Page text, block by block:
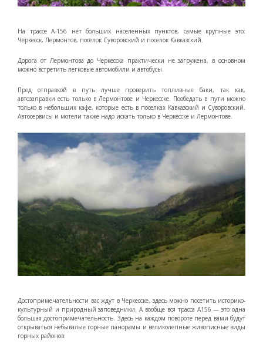
На трассе А-156 нет больших населенных пунктов, самые крупные это:
Черкесск, Лермонтов, поселок Суворовский и поселок Кавказский.
Дорога от Лермонтова до Черкесска практически не загружена, в основном
можно встретить легковые автомобили и автобусы.
Пред отправкой в путь лучше проверить топливные баки, так как,
автозаправки есть только в Лермонтове и Черкесске. Пообедать в пути можно
только в небольших кафе, которые есть в поселках Кавказский и Суворовский.
Автосервисы и мотели также надо искать только в Черкесске и Лермонтове.
Достопримечательности вас ждут в Черкесске, здесь можно посетить историко-
культурный и природный заповедники. А вообще вся трасса А156 — это одна
большая достопримечательность. Здесь на каждом повороте перед вами будут
открываться небывалые горные панорамы и великолепные живописные виды
горных районов.